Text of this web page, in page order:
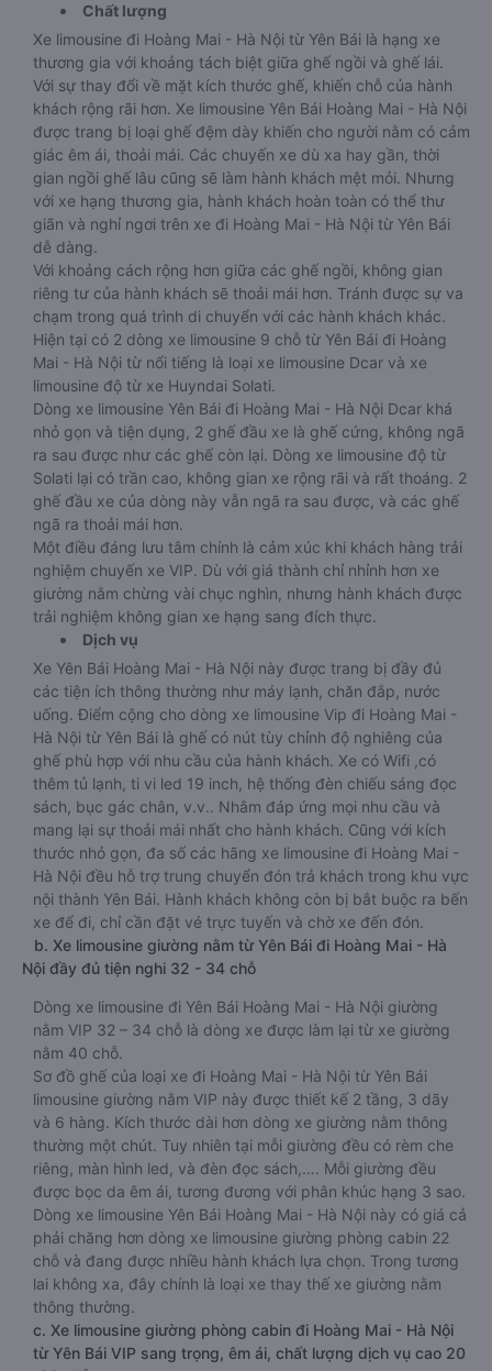
Chất lượng
Xe limousine đi Hoàng Mai - Hà Nội từ Yên Bái là hạng xe
thương gia với khoảng tách biệt giữa ghế ngồi và ghế lái.
Với sự thay đổi về mặt kích thước ghế, khiến chỗ của hành
khách rộng rãi hơn. Xe limousine Yên Bái Hoàng Mai - Hà Nội
được trang bị loại ghế đệm dày khiến cho người nằm có cảm
giác êm ái, thoải mái. Các chuyến xe dù xa hay gần, thời
gian ngồi ghế lâu cũng sẽ làm hành khách mệt mỏi. Nhưng
với xe hạng thương gia, hành khách hoàn toàn có thể thư
giãn và nghỉ ngơi trên xe đi Hoàng Mai - Hà Nội từ Yên Bái
dễ dàng.
Với khoảng cách rộng hơn giữa các ghế ngồi, không gian
riêng tư của hành khách sẽ thoải mái hơn. Tránh được sự va
chạm trong quá trình di chuyển với các hành khách khác.
Hiện tại có 2 dòng xe limousine 9 chỗ từ Yên Bái đi Hoàng
Mai - Hà Nội từ nổi tiếng là loại xe limousine Dcar và xe
limousine độ từ xe Huyndai Solati.
Dòng xe limousine Yên Bái đi Hoàng Mai - Hà Nội Dcar khá
nhỏ gọn và tiện dụng, 2 ghế đầu xe là ghế cứng, không ngã
ra sau được như các ghế còn lại. Dòng xe limousine độ từ
Solati lại có trần cao, không gian xe rộng rãi và rất thoáng. 2
ghế đầu xe của dòng này vẫn ngã ra sau được, và các ghế
ngã ra thoải mái hơn.
Một điều đáng lưu tâm chính là cảm xúc khi khách hàng trải
nghiệm chuyến xe VIP. Dù với giá thành chỉ nhỉnh hơn xe
giường nằm chừng vài chục nghìn, nhưng hành khách được
trải nghiệm không gian xe hạng sang đích thực.
Dịch vụ
Xe Yên Bái Hoàng Mai - Hà Nội này được trang bị đầy đủ
các tiện ích thông thường như máy lạnh, chăn đắp, nước
uống. Điểm cộng cho dòng xe limousine Vip đi Hoàng Mai -
Hà Nội từ Yên Bái là ghế có nút tùy chỉnh độ nghiêng của
ghế phù hợp với nhu cầu của hành khách. Xe có Wifi ,có
thêm tủ lạnh, ti vi led 19 inch, hệ thống đèn chiếu sáng đọc
sách, bục gác chân, v.v.. Nhằm đáp ứng mọi nhu cầu và
mang lại sự thoải mái nhất cho hành khách. Cũng với kích
thước nhỏ gọn, đa số các hãng xe limousine đi Hoàng Mai -
Hà Nội đều hỗ trợ trung chuyển đón trả khách trong khu vực
nội thành Yên Bái. Hành khách không còn bị bắt buộc ra bến
xe để đi, chỉ cần đặt vé trực tuyến và chờ xe đến đón.
b. Xe limousine giường nằm từ Yên Bái đi Hoàng Mai - Hà
Nội đầy đủ tiện nghi 32 - 34 chỗ
Dòng xe limousine đi Yên Bái Hoàng Mai - Hà Nội giường
nằm VIP 32 – 34 chỗ là dòng xe được làm lại từ xe giường
nằm 40 chỗ.
Sơ đồ ghế của loại xe đi Hoàng Mai - Hà Nội từ Yên Bái
limousine giường nằm VIP này được thiết kế 2 tầng, 3 dãy
và 6 hàng. Kích thước dài hơn dòng xe giường nằm thông
thường một chút. Tuy nhiên tại mỗi giường đều có rèm che
riêng, màn hình led, và đèn đọc sách,…. Mỗi giường đều
được bọc da êm ái, tương đương với phân khúc hạng 3 sao.
Dòng xe limousine Yên Bái Hoàng Mai - Hà Nội này có giá cả
phải chăng hơn dòng xe limousine giường phòng cabin 22
chỗ và đang được nhiều hành khách lựa chọn. Trong tương
lai không xa, đây chính là loại xe thay thế xe giường nằm
thông thường.
c. Xe limousine giường phòng cabin đi Hoàng Mai - Hà Nội
từ Yên Bái VIP sang trọng, êm ái, chất lượng dịch vụ cao 20